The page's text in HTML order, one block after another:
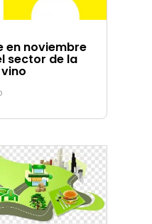
en noviembre
sector de la